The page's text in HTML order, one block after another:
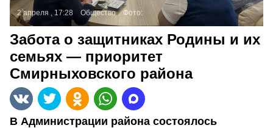
2 апреля , 17:28 Общество Фото:
Забота о защитниках Родины и их
семьях — приоритет
Смирныховского района
В Администрации района состоялось